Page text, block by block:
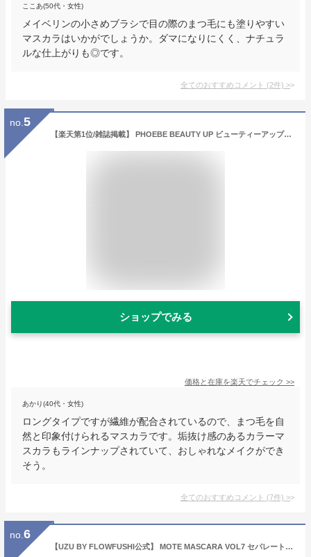
ここあ(50代・女性)
メイベリンの小さめブラシで目の際のまつ毛にも塗りやすい
マスカラはいかがでしょうか。ダマになりにくく、ナチュラ
ルな仕上がりも◎です。
全てのおすすめコメント (2件) >
no. 5
【楽天第1位/雑誌掲載】 PHOEBE BEAUTY UP ビューティーアップマスカラ 5gカールキープ お湯オフ ファイバー 繊維 ロングキープ まつ毛 ロングマスカラ カラーマスカラ ウォータープルーフ
ショップでみる
価格と在庫を楽天でチェック >>
あかり(40代・女性)
ロングタイプですが繊維が配合されているので、まつ毛を自
然と印象付けられるマスカラです。垢抜け感のあるカラーマ
スカラもラインナップされていて、おしゃれなメイクができ
そう。
全てのおすすめコメント (7件) >
no. 6
【UZU BY FLOWFUSHI公式】 MOTE MASCARA VOL7 セパレート [送料無料] マスカラ まつげケア お湯オフ 低刺激性 | まつ育 お湯で落とせる フィルム